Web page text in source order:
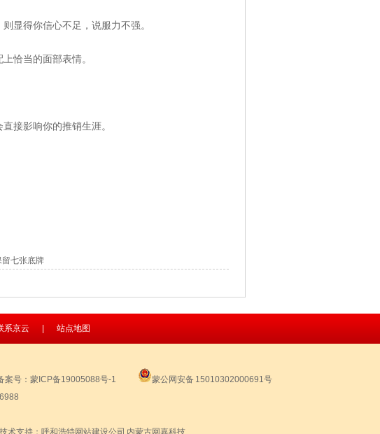
得你信心不足，说服力不强。
恰当的面部表情。
接影响你的推销生涯。
七张底牌
系京云 站点地图
案号：蒙ICP备19005088号-1
蒙公网安备 15010302000691号
术支持： 呼和浩特网站建设公司 内蒙古网嘉科技